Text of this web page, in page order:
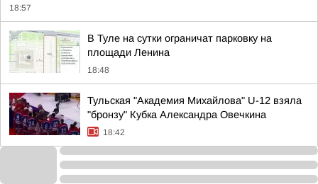
18:57
В Туле на сутки ограничат парковку на
площади Ленина
18:48
Тульская "Академия Михайлова" U-12 взяла
"бронзу" Кубка Александра Овечкина
18:42